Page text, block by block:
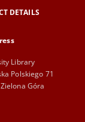
DETAILS
Library
Polskiego 71
Góra